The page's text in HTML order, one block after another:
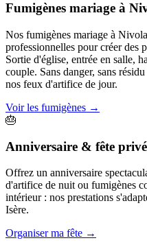
Fumigènes mariage à
Nos fumigènes mariage à
professionnelles pour créer des
Sortie d'église, entrée en salle,
couple. Sans danger, sans
nos feux d'artifice de jour.
Voir les fumigènes →
🎂
Anniversaire & fête
Offrez un anniversaire
d'artifice de nuit ou fumigènes
intérieur : nos prestations
Isère.
Organiser ma fête →